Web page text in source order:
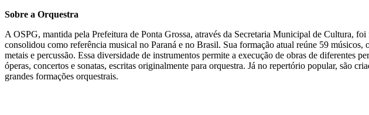
Sobre a Orquestra
A OSPG, mantida pela Prefeitura de Ponta Grossa, através da Secretaria Municipal de Cultura,
consolidou como referência musical no Paraná e no Brasil. Sua formação atual reúne 59
metais e percussão. Essa diversidade de instrumentos permite a execução de obras de diferentes
óperas, concertos e sonatas, escritas originalmente para orquestra. Já no repertório popular, são
grandes formações orquestrais.